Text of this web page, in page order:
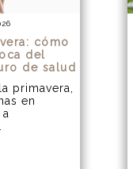
cómo
del
de salud
primavera,
en